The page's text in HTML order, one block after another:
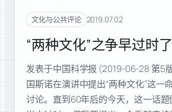
文化与公共评论 2019.07.02
“两种文化”之争早过时了
发表于中国科学报 (2019-06-28 第5
国斯诺在演讲中提出“两种文化”这一
讨论。直到60年后的今天，这一话